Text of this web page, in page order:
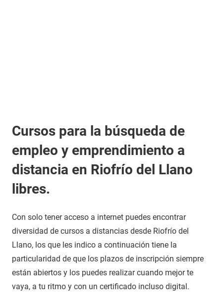
Cursos para la búsqueda de
empleo y emprendimiento a
distancia en Riofrío del Llano
libres.
Con solo tener acceso a internet puedes encontrar
diversidad de cursos a distancias desde Riofrío del
Llano, los que les indico a continuación tiene la
particularidad de que los plazos de inscripción siempre
están abiertos y los puedes realizar cuando mejor te
vaya, a tu ritmo y con un certificado incluso digital.